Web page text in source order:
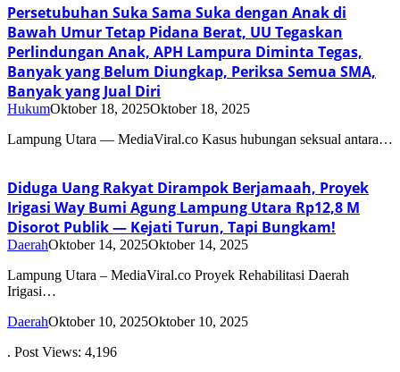
Persetubuhan Suka Sama Suka dengan Anak di
Bawah Umur Tetap Pidana Berat, UU Tegaskan
Perlindungan Anak, APH Lampura Diminta Tegas,
Banyak yang Belum Diungkap, Periksa Semua SMA,
Banyak yang Jual Diri
HukumOktober 18, 2025Oktober 18, 2025
Lampung Utara — MediaViral.co Kasus hubungan seksual antara…
Diduga Uang Rakyat Dirampok Berjamaah, Proyek
Irigasi Way Bumi Agung Lampung Utara Rp12,8 M
Disorot Publik — Kejati Turun, Tapi Bungkam!
DaerahOktober 14, 2025Oktober 14, 2025
Lampung Utara – MediaViral.co Proyek Rehabilitasi Daerah
Irigasi…
DaerahOktober 10, 2025Oktober 10, 2025
. Post Views: 4,196